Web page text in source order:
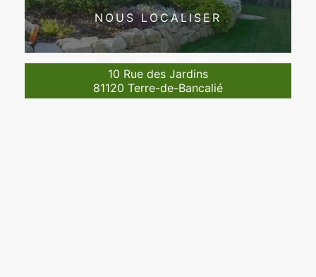
NOUS LOCALISER
10 Rue des Jardins
81120 Terre-de-Bancalié